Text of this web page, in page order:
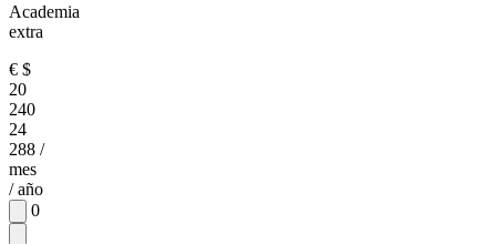
Academia
extra
€ $
20
240
24
288 /
mes
/ año
0